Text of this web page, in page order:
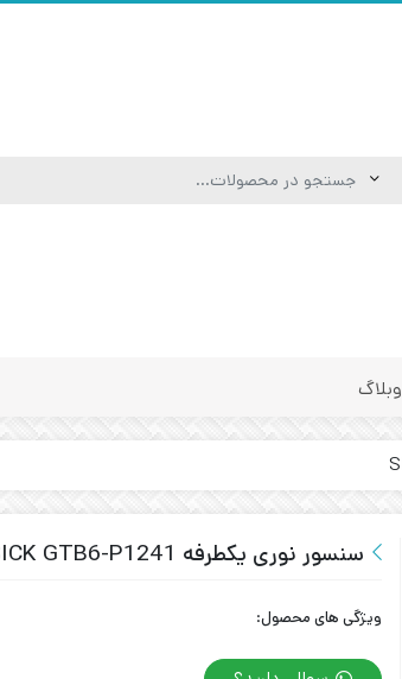
وبلاگ
سنسور نوری یکطرفه SICK GTB6-P1241
ویژگی های محصول: